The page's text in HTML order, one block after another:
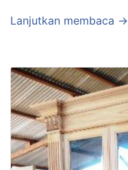
Lanjutkan membaca →